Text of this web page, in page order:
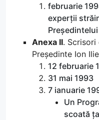
februarie
experții
Anexa II. Scrisori
Președinte Ion
12 februarie
31 mai 1993
7 ianuarie
Un
scoată